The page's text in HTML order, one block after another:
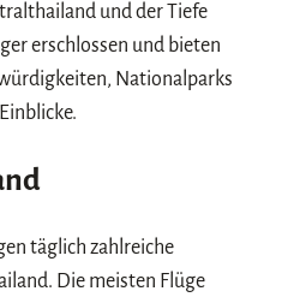
und der Tiefe
erschlossen und bieten
Nationalparks
täglich zahlreiche
Die meisten Flüge